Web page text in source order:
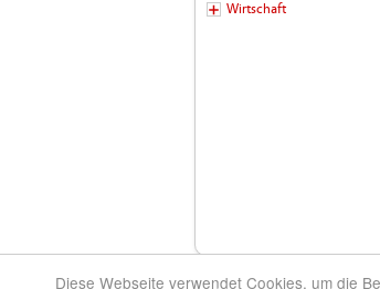
Diese Webseite verwendet Cookies, um die
Wirtschaft
© 2026 Kreisstadt